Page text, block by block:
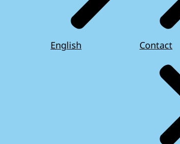
English Contact